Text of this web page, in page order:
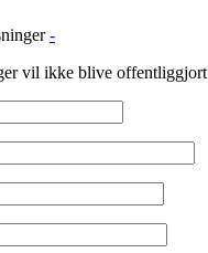
-
vil ikke blive offentliggjort